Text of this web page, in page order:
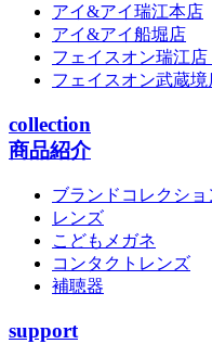
アイ&アイ瑞江本店
アイ&アイ船堀店
フェイスオン瑞江店
フェイスオン武蔵境
collection
商品紹介
ブランドコレクショ
レンズ
こどもメガネ
コンタクトレンズ
補聴器
support